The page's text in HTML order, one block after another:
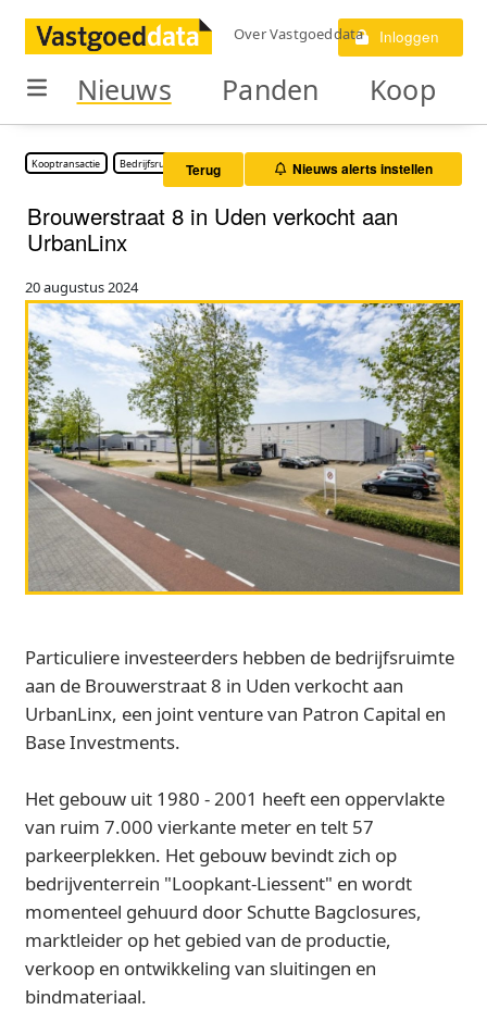
Over Vastgoeddata Inloggen
Nieuws Panden Koop
Kooptransactie Bedrijfsruimte Terug Nieuws alerts instellen
Brouwerstraat 8 in Uden verkocht aan
UrbanLinx
20 augustus 2024
Particuliere investeerders hebben de bedrijfsruimte
aan de Brouwerstraat 8 in Uden verkocht aan
UrbanLinx, een joint venture van Patron Capital en
Base Investments.
Het gebouw uit 1980 - 2001 heeft een oppervlakte
van ruim 7.000 vierkante meter en telt 57
parkeerplekken. Het gebouw bevindt zich op
bedrijventerrein "Loopkant-Liessent" en wordt
momenteel gehuurd door Schutte Bagclosures,
marktleider op het gebied van de productie,
verkoop en ontwikkeling van sluitingen en
bindmateriaal.